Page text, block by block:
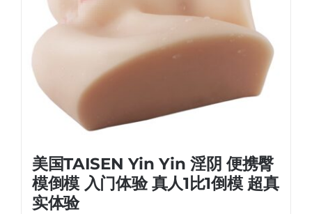
美国TAISEN Yin Yin 淫阴 便携臀
模倒模 入门体验 真人1比1倒模 超真
实体验